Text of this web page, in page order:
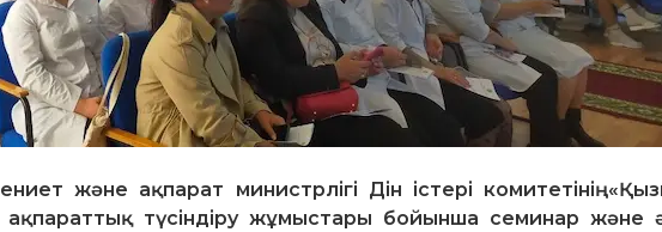
және ақпарат министрлігі Дін істері
түсіндіру жұмыстары бойынша семинар және